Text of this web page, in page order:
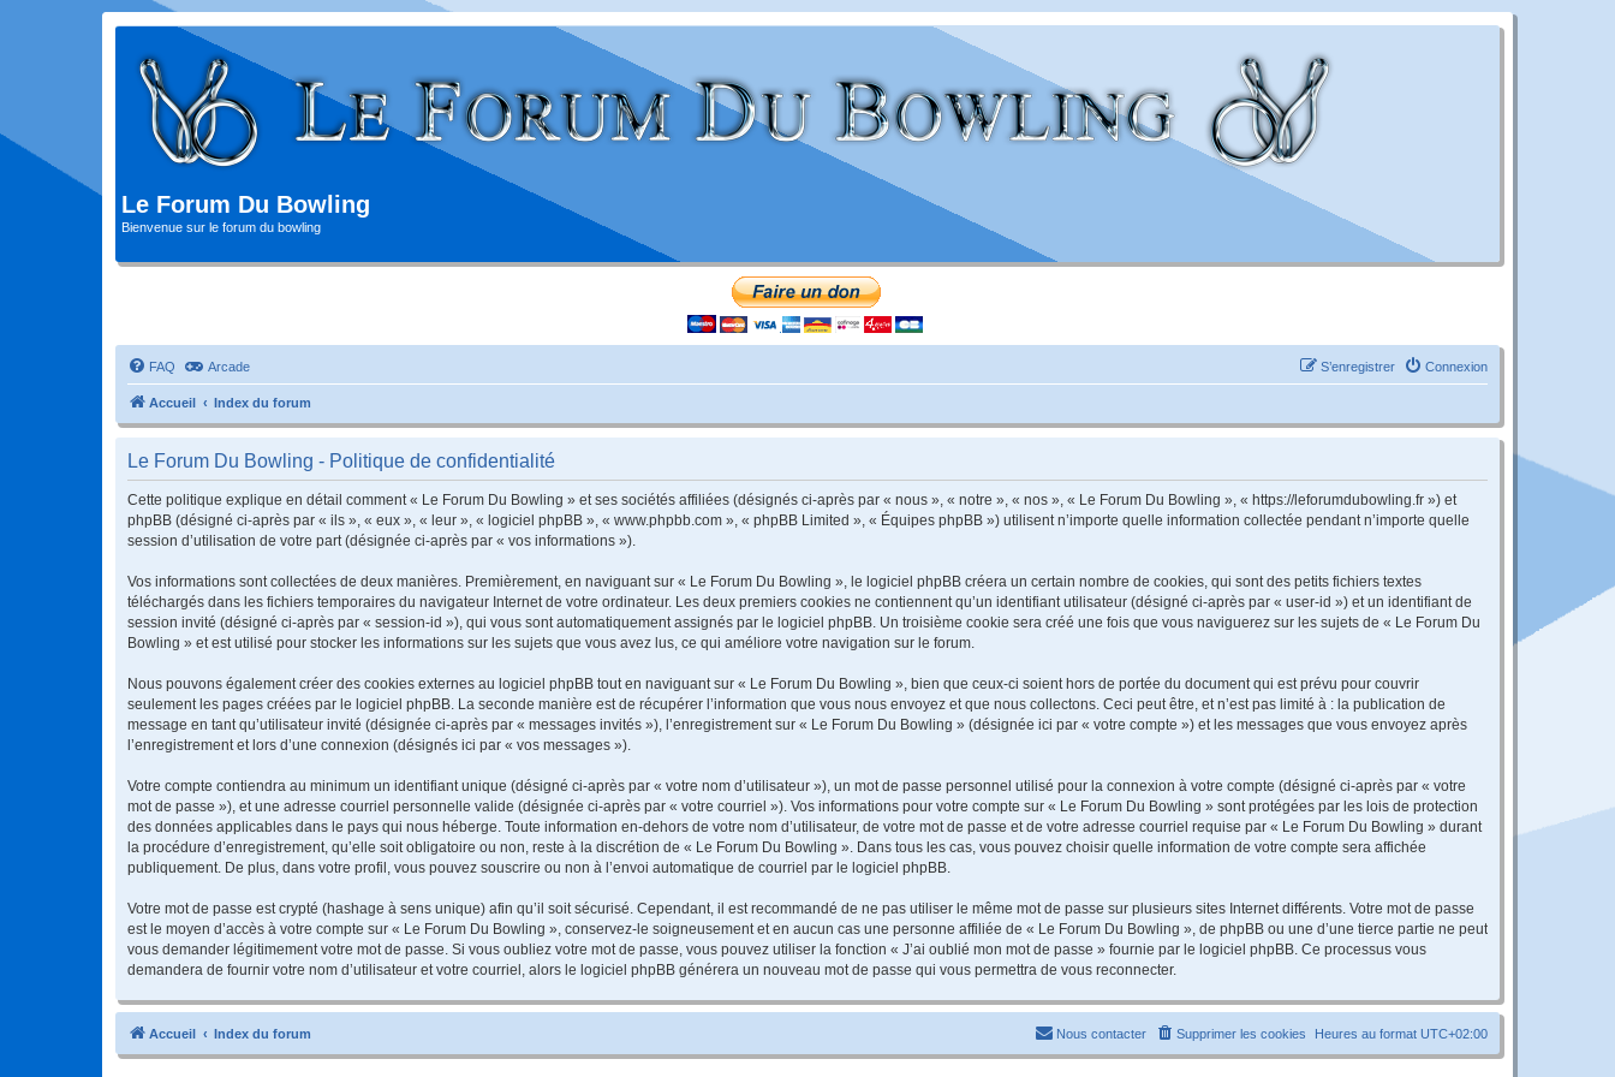
Le Forum Du Bowling
Bienvenue sur le forum du bowling
FAQ Arcade Connexion
S’enregistrer
Accueil Index du forum
Le Forum Du Bowling - Politique de confidentialité
Cette politique explique en détail comment « Le Forum Du Bowling » et ses sociétés affiliées (désignés ci-après par « nous », « notre », « nos », « Le Forum Du Bowling », « https://leforumdubowling.fr ») et
phpBB (désigné ci-après par « ils », « eux », « leur », « logiciel phpBB », « www.phpbb.com », « phpBB Limited », « Équipes phpBB ») utilisent n’importe quelle information collectée pendant n’importe quelle
session d’utilisation de votre part (désignée ci-après par « vos informations »).
Vos informations sont collectées de deux manières. Premièrement, en naviguant sur « Le Forum Du Bowling », le logiciel phpBB créera un certain nombre de cookies, qui sont des petits fichiers textes
téléchargés dans les fichiers temporaires du navigateur Internet de votre ordinateur. Les deux premiers cookies ne contiennent qu’un identifiant utilisateur (désigné ci-après par « user-id ») et un identifiant de
session invité (désigné ci-après par « session-id »), qui vous sont automatiquement assignés par le logiciel phpBB. Un troisième cookie sera créé une fois que vous naviguerez sur les sujets de « Le Forum Du
Bowling » et est utilisé pour stocker les informations sur les sujets que vous avez lus, ce qui améliore votre navigation sur le forum.
Nous pouvons également créer des cookies externes au logiciel phpBB tout en naviguant sur « Le Forum Du Bowling », bien que ceux-ci soient hors de portée du document qui est prévu pour couvrir
seulement les pages créées par le logiciel phpBB. La seconde manière est de récupérer l’information que vous nous envoyez et que nous collectons. Ceci peut être, et n’est pas limité à : la publication de
message en tant qu’utilisateur invité (désignée ci-après par « messages invités »), l’enregistrement sur « Le Forum Du Bowling » (désignée ici par « votre compte ») et les messages que vous envoyez après
l’enregistrement et lors d’une connexion (désignés ici par « vos messages »).
Votre compte contiendra au minimum un identifiant unique (désigné ci-après par « votre nom d’utilisateur »), un mot de passe personnel utilisé pour la connexion à votre compte (désigné ci-après par « votre
mot de passe »), et une adresse courriel personnelle valide (désignée ci-après par « votre courriel »). Vos informations pour votre compte sur « Le Forum Du Bowling » sont protégées par les lois de protection
des données applicables dans le pays qui nous héberge. Toute information en-dehors de votre nom d’utilisateur, de votre mot de passe et de votre adresse courriel requise par « Le Forum Du Bowling » durant
la procédure d’enregistrement, qu’elle soit obligatoire ou non, reste à la discrétion de « Le Forum Du Bowling ». Dans tous les cas, vous pouvez choisir quelle information de votre compte sera affichée
publiquement. De plus, dans votre profil, vous pouvez souscrire ou non à l’envoi automatique de courriel par le logiciel phpBB.
Votre mot de passe est crypté (hashage à sens unique) afin qu’il soit sécurisé. Cependant, il est recommandé de ne pas utiliser le même mot de passe sur plusieurs sites Internet différents. Votre mot de passe
est le moyen d’accès à votre compte sur « Le Forum Du Bowling », conservez-le soigneusement et en aucun cas une personne affiliée de « Le Forum Du Bowling », de phpBB ou une d’une tierce partie ne peut
vous demander légitimement votre mot de passe. Si vous oubliez votre mot de passe, vous pouvez utiliser la fonction « J’ai oublié mon mot de passe » fournie par le logiciel phpBB. Ce processus vous
demandera de fournir votre nom d’utilisateur et votre courriel, alors le logiciel phpBB générera un nouveau mot de passe qui vous permettra de vous reconnecter.
Accueil Index du forum Heures au format UTC+02:00
Supprimer les cookies
Nous contacter